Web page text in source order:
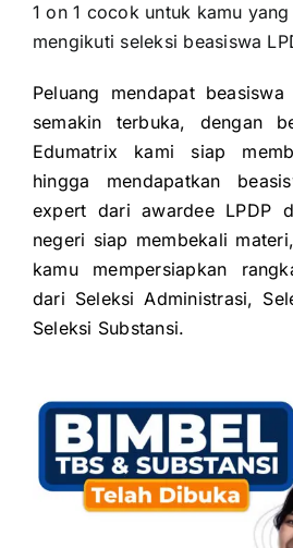
1 on 1 cocok untuk kamu
mengikuti seleksi beasiswa
Peluang mendapat
semakin terbuka, dengan
Edumatrix kami siap
hingga mendapatkan
expert dari awardee LPDP
negeri siap membekali
kamu mempersiapkan
dari Seleksi Administrasi,
Seleksi Substansi.